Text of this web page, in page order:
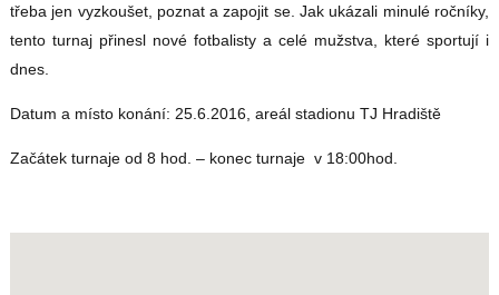
třeba jen vyzkoušet, poznat a zapojit se. Jak ukázali minulé ročníky,
tento turnaj přinesl nové fotbalisty a celé mužstva, které sportují i
dnes.
Datum a místo konání: 25.6.2016, areál stadionu TJ Hradiště
Začátek turnaje od 8 hod. – konec turnaje v 18:00hod.